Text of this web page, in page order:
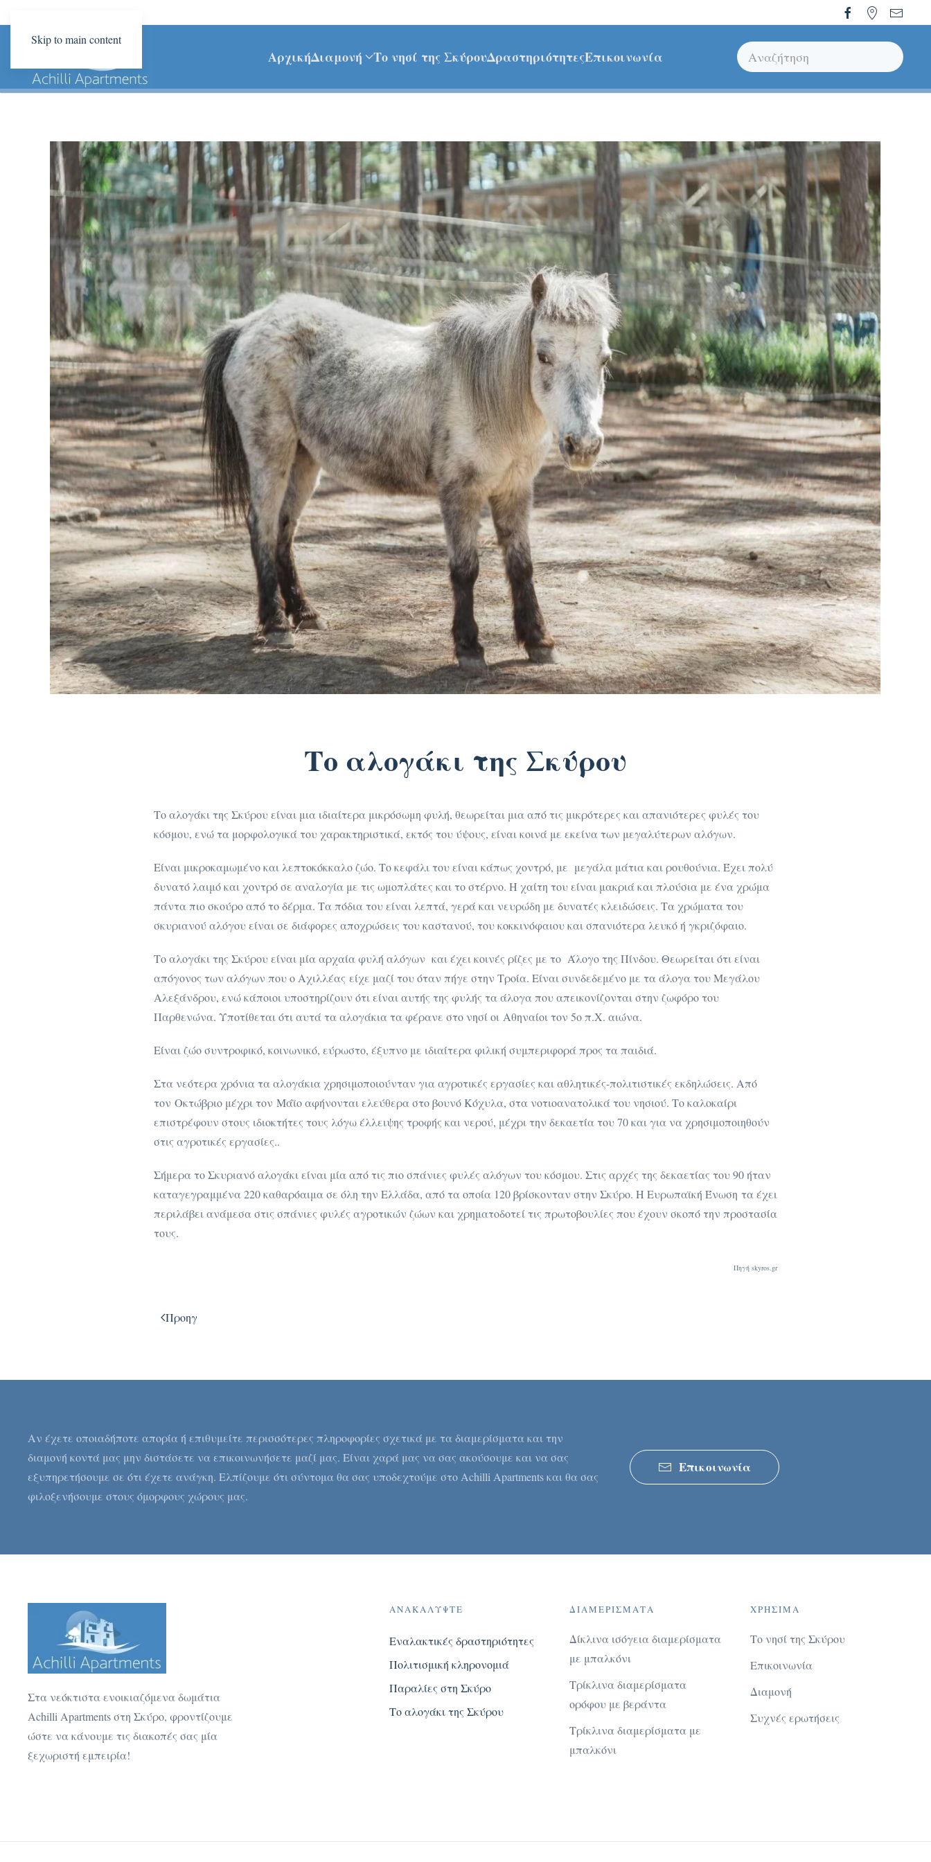
Skip to main content
ΑρχικήΔιαμονή Το νησί της ΣκύρουΔραστηριότητεςΕπικοινωνία
Το αλογάκι της Σκύρου
Το αλογάκι της Σκύρου είναι μια ιδιαίτερα μικρόσωμη φυλή, θεωρείται μια από τις μικρότερες και απανιότερες φυλές του
κόσμου, ενώ τα μορφολογικά του χαρακτηριστικά, εκτός του ύψους, είναι κοινά με εκείνα των μεγαλύτερων αλόγων.
Είναι μικροκαμωμένο και λεπτοκόκκαλο ζώο. Το κεφάλι του είναι κάπως χοντρό, με μεγάλα μάτια και ρουθούνια. Έχει πολύ
δυνατό λαιμό και χοντρό σε αναλογία με τις ωμοπλάτες και το στέρνο. Η χαίτη του είναι μακριά και πλούσια με ένα χρώμα
πάντα πιο σκούρο από το δέρμα. Τα πόδια του είναι λεπτά, γερά και νευρώδη με δυνατές κλειδώσεις. Τα χρώματα του
σκυριανού αλόγου είναι σε διάφορες αποχρώσεις του καστανού, του κοκκινόφαιου και σπανιότερα λευκό ή γκριζόφαιο.
Το αλογάκι της Σκύρου είναι μία αρχαία φυλή αλόγων και έχει κοινές ρίζες με το Άλογο της Πίνδου. Θεωρείται ότι είναι
απόγονος των αλόγων που ο Αχιλλέας είχε μαζί του όταν πήγε στην Τροία. Είναι συνδεδεμένο με τα άλογα του Μεγάλου
Αλεξάνδρου, ενώ κάποιοι υποστηρίζουν ότι είναι αυτής της φυλής τα άλογα που απεικονίζονται στην ζωφόρο του
Παρθενώνα. Υποτίθεται ότι αυτά τα αλογάκια τα φέρανε στο νησί οι Αθηναίοι τον 5ο π.Χ. αιώνα.
Είναι ζώο συντροφικό, κοινωνικό, εύρωστο, έξυπνο με ιδιαίτερα φιλική συμπεριφορά προς τα παιδιά.
Στα νεότερα χρόνια τα αλογάκια χρησιμοποιούνταν για αγροτικές εργασίες και αθλητικές-πολιτιστικές εκδηλώσεις. Από
τον Οκτώβριο μέχρι τον Μάϊο αφήνονται ελεύθερα στο βουνό Κόχυλα, στα νοτιοανατολικά του νησιού. Το καλοκαίρι
επιστρέφουν στους ιδιοκτήτες τους λόγω έλλειψης τροφής και νερού, μέχρι την δεκαετία του 70 και για να χρησιμοποιηθούν
στις αγροτικές εργασίες..
Σήμερα το Σκυριανό αλογάκι είναι μία από τις πιο σπάνιες φυλές αλόγων του κόσμου. Στις αρχές της δεκαετίας του 90 ήταν
καταγεγραμμένα 220 καθαρόαιμα σε όλη την Ελλάδα, από τα οποία 120 βρίσκονταν στην Σκύρο. Η Ευρωπαϊκή Ένωση τα έχει
περιλάβει ανάμεσα στις σπάνιες φυλές αγροτικών ζώων και χρηματοδοτεί τις πρωτοβουλίες που έχουν σκοπό την προστασία
τους.
Πηγή skyros.gr
Προηγ
Αν έχετε οποιαδήποτε απορία ή επιθυμείτε περισσότερες πληροφορίες σχετικά με τα διαμερίσματα και την
διαμονή κοντά μας μην διστάσετε να επικοινωνήσετε μαζί μας. Είναι χαρά μας να σας ακούσουμε και να σας
εξυπηρετήσουμε σε ότι έχετε ανάγκη. Ελπίζουμε ότι σύντομα θα σας υποδεχτούμε στο Achilli Apartments και θα σας
φιλοξενήσουμε στους όμορφους χώρους μας.
Επικοινωνία
Στα νεόκτιστα ενοικιαζόμενα δωμάτια
Achilli Apartments στη Σκύρο, φροντίζουμε
ώστε να κάνουμε τις διακοπές σας μία
ξεχωριστή εμπειρία!
ΑΝΑΚΑΛΎΨΤΕ
Εναλακτικές δραστηριότητες
Πολιτισμική κληρονομιά
Παραλίες στη Σκύρο
Το αλογάκι της Σκύρου
ΔΙΑΜΕΡΊΣΜΑΤΑ
Δίκλινα ισόγεια διαμερίσματα
με μπαλκόνι
Τρίκλινα διαμερίσματα
ορόφου με βεράντα
Τρίκλινα διαμερίσματα με
μπαλκόνι
ΧΡΉΣΙΜΑ
Το νησί της Σκύρου
Επικοινωνία
Διαμονή
Συχνές ερωτήσεις